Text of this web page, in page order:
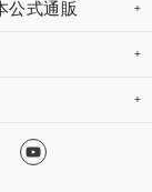
公式通販